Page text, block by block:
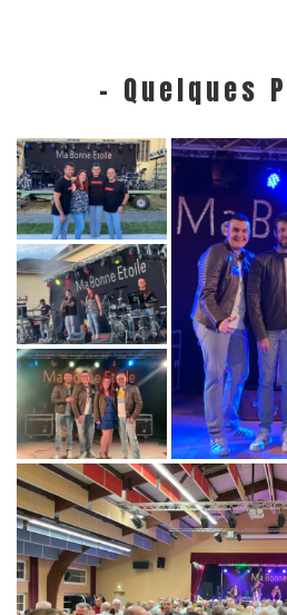
- Quelques